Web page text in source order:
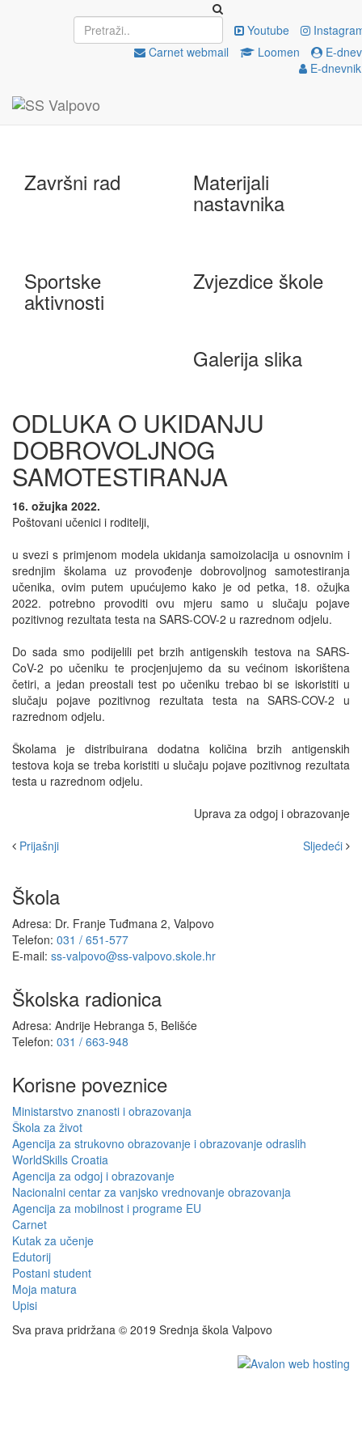
Youtube
Carnet webmail
Loomen
E-
E-
EU projekti
e-Škole
Završni rad Materijali
nastavnika
Sportske
aktivnosti
Zvjezdice škole
Galerija slika
ODLUKA O UKIDANJU
DOBROVOLJNOG
SAMOTESTIRANJA
16. ožujka 2022.
Poštovani učenici i roditelji,
u svezi s primjenom modela ukidanja samoizolacija u osnovnim i
srednjim školama uz provođenje dobrovoljnog samotestiranja
učenika, ovim putem upućujemo kako je od petka, 18. ožujka
2022. potrebno provoditi ovu mjeru samo u slučaju pojave
pozitivnog rezultata testa na SARS-COV-2 u razrednom odjelu.
Do sada smo podijelili pet brzih antigenskih testova na SARS-
CoV-2 po učeniku te procjenjujemo da su većinom iskorištena
četiri, a jedan preostali test po učeniku trebao bi se iskoristiti u
slučaju pojave pozitivnog rezultata testa na SARS-COV-2 u
razrednom odjelu.
Školama je distribuirana dodatna količina brzih antigenskih
testova koja se treba koristiti u slučaju pojave pozitivnog rezultata
testa u razrednom odjelu.
Uprava za odgoj i obrazovanje
Prijašnji
Sljedeći
Škola
Adresa: Dr. Franje Tuđmana 2, Valpovo
Telefon: 031 / 651-577
E-mail: ss-valpovo@ss-valpovo.skole.hr
Školska radionica
Adresa: Andrije Hebranga 5, Belišće
Telefon: 031 / 663-948
Korisne poveznice
Ministarstvo znanosti i obrazovanja
Škola za život
Agencija za strukovno obrazovanje i obrazovanje odraslih
WorldSkills Croatia
Agencija za odgoj i obrazovanje
Nacionalni centar za vanjsko vrednovanje obrazovanja
Agencija za mobilnost i programe EU
Carnet
Kutak za učenje
Edutorij
Postani student
Moja matura
Upisi
Sva prava pridržana © 2019 Srednja škola Valpovo